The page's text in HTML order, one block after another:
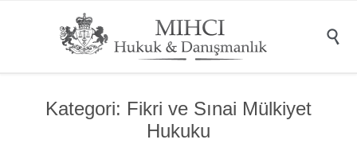

Kategori: Fikri ve Sınai Mülkiyet
Hukuku